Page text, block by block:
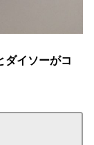
ダイソーがコ